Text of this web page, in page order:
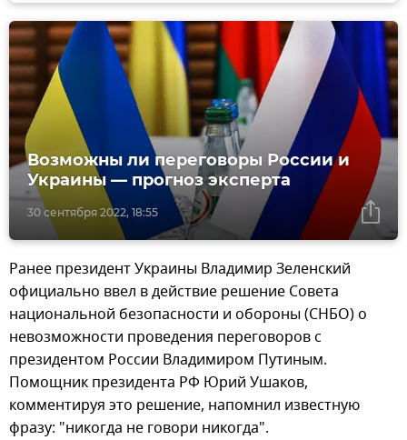
30 сентября 2022, 18:55
Возможны ли переговоры России и
Украины — прогноз эксперта
Ранее президент Украины Владимир Зеленский
официально ввел в действие решение Совета
национальной безопасности и обороны (СНБО) о
невозможности проведения переговоров с
президентом России Владимиром Путиным.
Помощник президента РФ Юрий Ушаков,
комментируя это решение, напомнил известную
фразу: "никогда не говори никогда".